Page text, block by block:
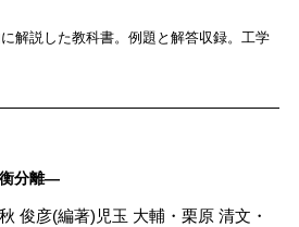
解説した教科書。例題と解答収録。工学
分離―
俊彦(編著) 児玉 大輔 ・栗原 清文 ・